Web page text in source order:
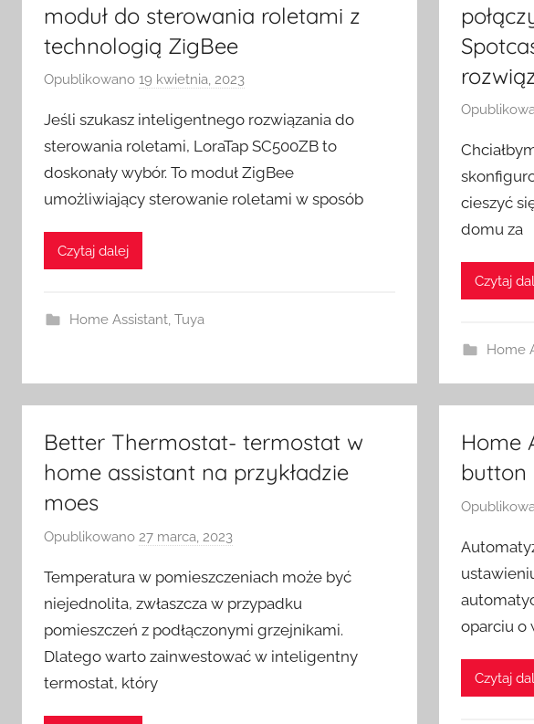
moduł do sterowania roletami z
technologią ZigBee
Opublikowano 19 kwietnia, 2023
z
e
z
H
c
Jeśli szukasz inteligentnego rozwiązania do
sterowania roletami, LoraTap SC500ZB to
doskonały wybór. To moduł ZigBee
umożliwiający sterowanie roletami w sposób
Czytaj dalej
Home Assistant, Tuya
cieszyć
domu za
Czytaj
Home
Better Thermostat- termostat w
home assistant na przykładzie
moes
Opublikowano 27 marca, 2023
z
e
z
H
Temperatura w pomieszczeniach może być
niejednolita, zwłaszcza w przypadku
pomieszczeń z podłączonymi grzejnikami.
Dlatego warto zainwestować w inteligentny
termostat, który
Home
button
oparciu o
Czytaj